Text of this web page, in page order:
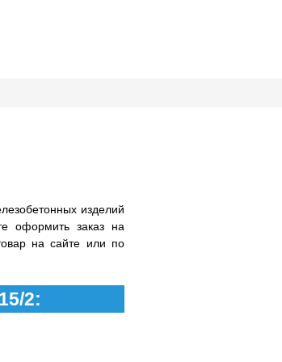
изделий
оформить заказ на
на сайте или по
2: